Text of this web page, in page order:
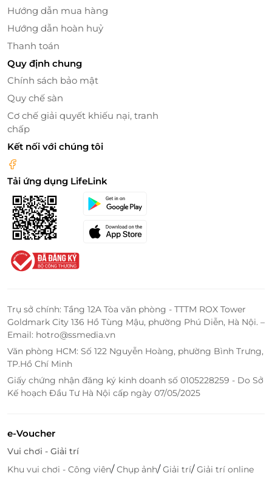
nghiệp như: Nhà hàng, sân golf, phòng tập gym, Zoo
Safari Park, khu vui chơi trẻ em, bể bơi ngoài trời,
nurture spa, trò chơi dưới nước vô cùng hấp dẫn.
Sân golf hiện đại xanh mượt.
thiết kế độc đáo của sân golf 18 hố và khung cảnh
Nhà hàng sang trọng, rộng rãi đáp ứng mọi nhu cầu của thực
Hướng dẫn mua hàng
Hướng dẫn hoàn huỷ
Thanh toán
Quy định chung
Chính sách bảo mật
Quy chế sàn
Cơ chế giải quyết khiếu nại, tranh
chấp
Kết nối với chúng tôi
Tải ứng dụng LifeLink
Trụ sở chính: Tầng 12A Tòa văn phòng - TTTM ROX Tower
Goldmark City 136 Hồ Tùng Mậu, phường Phú Diễn, Hà Nội. –
Email: hotro@ssmedia.vn
Văn phòng HCM: Số 122 Nguyễn Hoàng, phường Bình Trưng,
TP.Hồ Chí Minh
Giấy chứng nhận đăng ký kinh doanh số 0105228259 - Do Sở
Kế hoạch Đầu Tư Hà Nội cấp ngày 07/05/2025
e-Voucher
Vui chơi - Giải trí
Khu vui chơi - Công viên/Chụp ảnh/Giải trí/Giải trí online